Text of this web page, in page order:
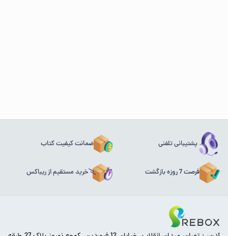
پشتیبانی تلفنی ضمانت کیفیت کتاب
فرصت 7 روزه بازگشت خرید مستقیم از ریباکس